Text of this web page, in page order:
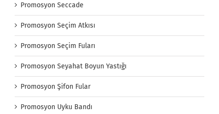
Promosyon Seccade
Promosyon Seçim Atkısı
Promosyon Seçim Fuları
Promosyon Seyahat Boyun Yastığı
Promosyon Şifon Fular
Promosyon Uyku Bandı